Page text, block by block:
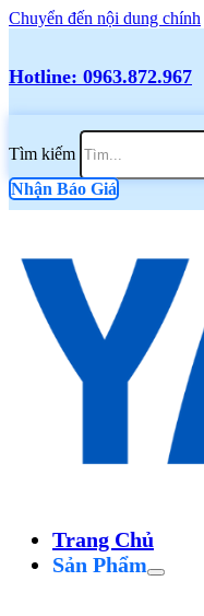
Chuyển đến nội dung chính
Hotline: 0963.872.967
Tìm kiếm
Nhận Báo Giá
Trang Chủ
Sản Phẩm